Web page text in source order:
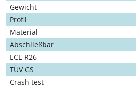
Gewicht
Profil
Material
Abschließbar
ECE R26
TÜV GS
Crash test